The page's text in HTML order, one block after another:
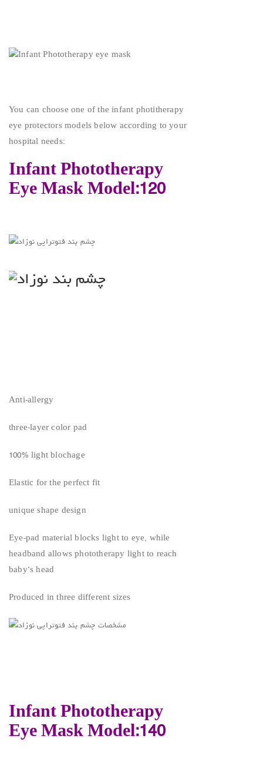
You can choose one of the infant photitherapy
eye protectors models below according to your
hospital needs:
Infant Phototherapy
Eye Mask Model:120
Anti-allergy
three-layer color pad
100% light blochage
Elastic for the perfect fit
unique shape design
Eye-pad material blocks light to eye, while
headband allows phototherapy light to reach
baby’s head
Produced in three different sizes
Infant Phototherapy
Eye Mask Model:140